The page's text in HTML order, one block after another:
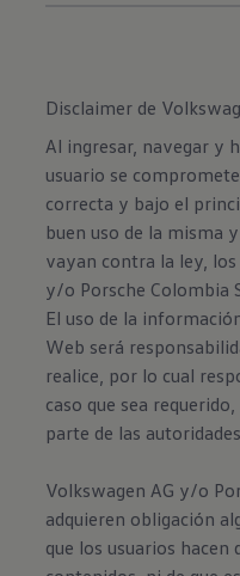
Disclaimer de
Al ingresar, navegar y
usuario se
correcta y bajo el
buen uso de la misma
vayan contra la ley, los
y/o Porsche Colombia
El uso de la
Web será
realice, por lo cual
caso que sea
parte de las
Volkswagen AG y/o
adquieren obligación
que los usuarios